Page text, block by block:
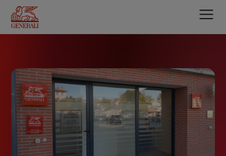
contenu
principal